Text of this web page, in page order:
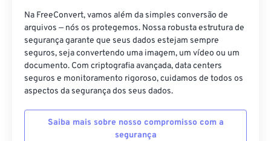
Na FreeConvert, vamos além da simples conversão de
arquivos — nós os protegemos. Nossa robusta estrutura de
segurança garante que seus dados estejam sempre
seguros, seja convertendo uma imagem, um vídeo ou um
documento. Com criptografia avançada, data centers
seguros e monitoramento rigoroso, cuidamos de todos os
aspectos da segurança dos seus dados.
Saiba mais sobre nosso compromisso com a
segurança